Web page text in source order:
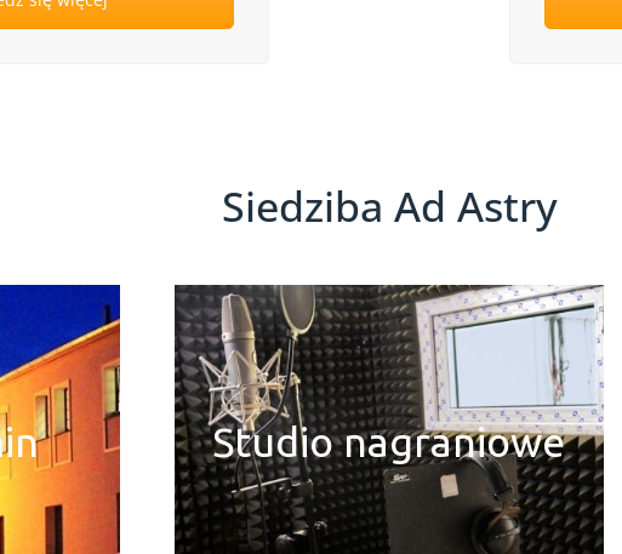
Siedziba Ad Astry
Studio nagraniowe
Studio nagraniowe
Dowiedz się więcej